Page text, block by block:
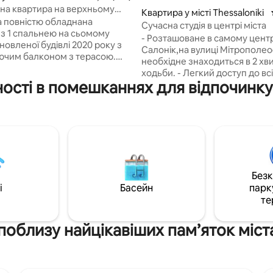
квартира на верхньому
повністю обладнана
1 спальнею на сьомому
будівлі 2020 року з
балконом з терасою.
розкішне ліжко Queen
обліковий запис
площі Арістотеля і в 2
від морського узбережжя.
та насолоджуйтеся
Квартира у місті Thessaloniki
Сучасна студія в центрі міста
- Розташоване в самому
Салонік,на вулиці
необхідне знаходиться в 2
ходьби. - Легкий доступ до
основних видів транспорту
автобус). - Інверторний
затемнюючі штори та жалюзі -
Незважаючи на те, що
розташоване в центрі міста,
достатньо звукоізольоване
зовнішнього шуму. - Ідеально
мандрівників,друзів і сімей.
в помешканнях для відпочинку
Басейн
найцікавіших пам’яток